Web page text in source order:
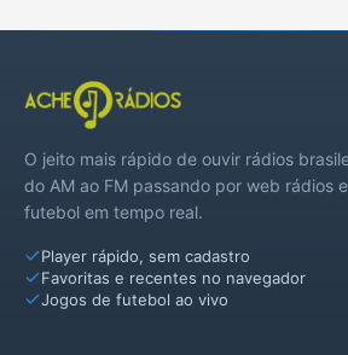
O jeito mais rápido de ouvir rádios
do AM ao FM passando por web rádios
futebol em tempo real.
Player rápido, sem cadastro
Favoritas e recentes no navegador
Jogos de futebol ao vivo